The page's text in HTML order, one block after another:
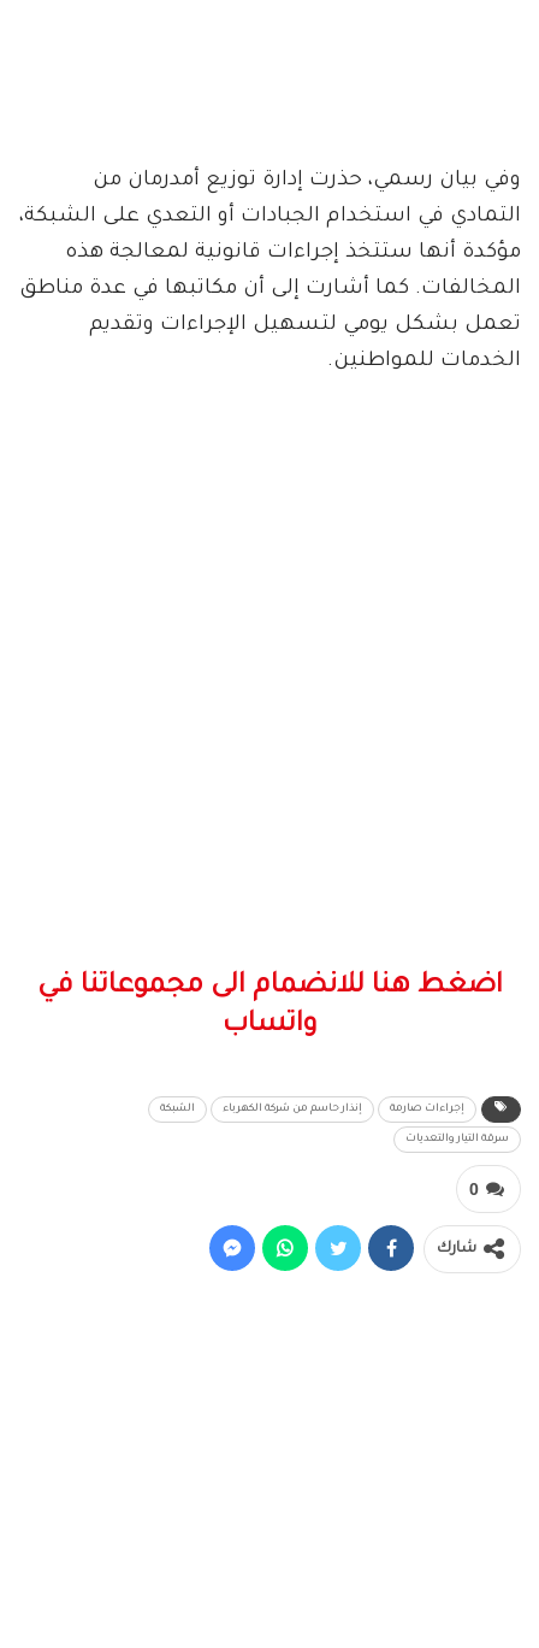
وفي بيان رسمي، حذرت إدارة توزيع أمدرمان من
التمادي في استخدام الجبادات أو التعدي على الشبكة،
مؤكدة أنها ستتخذ إجراءات قانونية لمعالجة هذه
المخالفات. كما أشارت إلى أن مكاتبها في عدة مناطق
تعمل بشكل يومي لتسهيل الإجراءات وتقديم
الخدمات للمواطنين.
اضغط هنا للانضمام الى مجموعاتنا في
واتساب
إجراءات صارمة إنذار حاسم من شركة الكهرباء الشبكة
سرقة التيار والتعديات
0
شارك